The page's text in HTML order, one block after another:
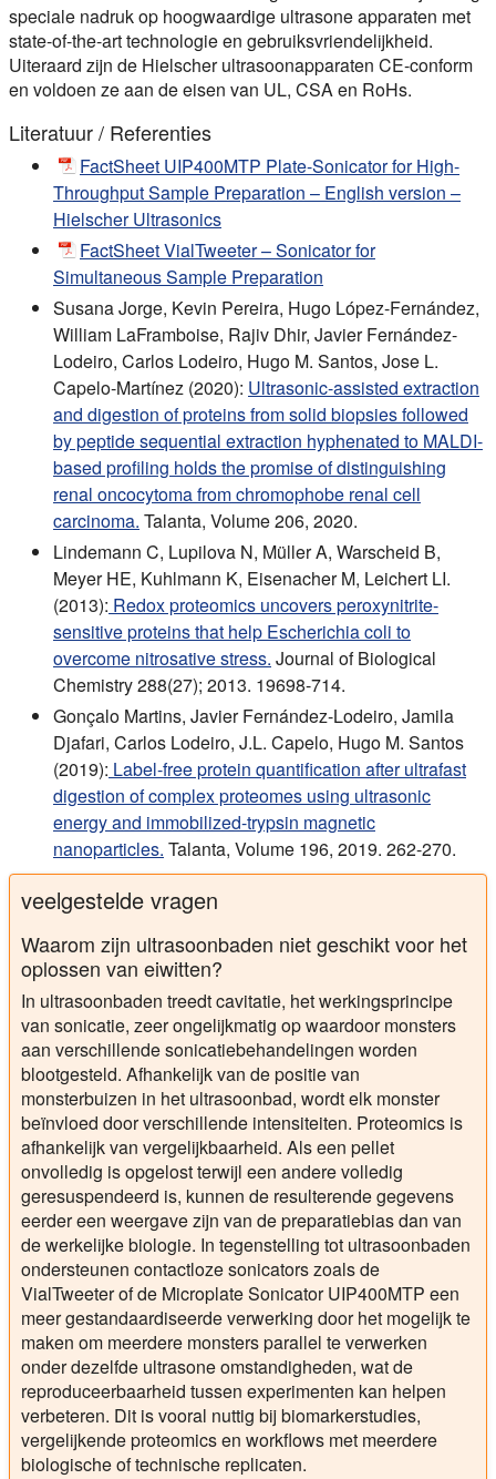
speciale nadruk op hoogwaardige ultrasone apparaten met
state-of-the-art technologie en gebruiksvriendelijkheid.
Uiteraard zijn de Hielscher ultrasoonapparaten CE-conform
en voldoen ze aan de eisen van UL, CSA en RoHs.
Literatuur / Referenties
FactSheet UIP400MTP Plate-Sonicator for High-
Throughput Sample Preparation – English version –
Hielscher Ultrasonics
FactSheet VialTweeter – Sonicator for
Simultaneous Sample Preparation
Susana Jorge, Kevin Pereira, Hugo López-Fernández,
William LaFramboise, Rajiv Dhir, Javier Fernández-
Lodeiro, Carlos Lodeiro, Hugo M. Santos, Jose L.
Capelo-Martínez (2020): Ultrasonic-assisted extraction
and digestion of proteins from solid biopsies followed
by peptide sequential extraction hyphenated to MALDI-
based profiling holds the promise of distinguishing
renal oncocytoma from chromophobe renal cell
carcinoma. Talanta, Volume 206, 2020.
Lindemann C, Lupilova N, Müller A, Warscheid B,
Meyer HE, Kuhlmann K, Eisenacher M, Leichert LI.
(2013): Redox proteomics uncovers peroxynitrite-
sensitive proteins that help Escherichia coli to
overcome nitrosative stress. Journal of Biological
Chemistry 288(27); 2013. 19698-714.
Gonçalo Martins, Javier Fernández-Lodeiro, Jamila
Djafari, Carlos Lodeiro, J.L. Capelo, Hugo M. Santos
(2019): Label-free protein quantification after ultrafast
digestion of complex proteomes using ultrasonic
energy and immobilized-trypsin magnetic
nanoparticles. Talanta, Volume 196, 2019. 262-270.
veelgestelde vragen
Waarom zijn ultrasoonbaden niet geschikt voor het
oplossen van eiwitten?
In ultrasoonbaden treedt cavitatie, het werkingsprincipe
van sonicatie, zeer ongelijkmatig op waardoor monsters
aan verschillende sonicatiebehandelingen worden
blootgesteld. Afhankelijk van de positie van
monsterbuizen in het ultrasoonbad, wordt elk monster
beïnvloed door verschillende intensiteiten. Proteomics is
afhankelijk van vergelijkbaarheid. Als een pellet
onvolledig is opgelost terwijl een andere volledig
geresuspendeerd is, kunnen de resulterende gegevens
eerder een weergave zijn van de preparatiebias dan van
de werkelijke biologie. In tegenstelling tot ultrasoonbaden
ondersteunen contactloze sonicators zoals de
VialTweeter of de Microplate Sonicator UIP400MTP een
meer gestandaardiseerde verwerking door het mogelijk te
maken om meerdere monsters parallel te verwerken
onder dezelfde ultrasone omstandigheden, wat de
reproduceerbaarheid tussen experimenten kan helpen
verbeteren. Dit is vooral nuttig bij biomarkerstudies,
vergelijkende proteomics en workflows met meerdere
biologische of technische replicaten.